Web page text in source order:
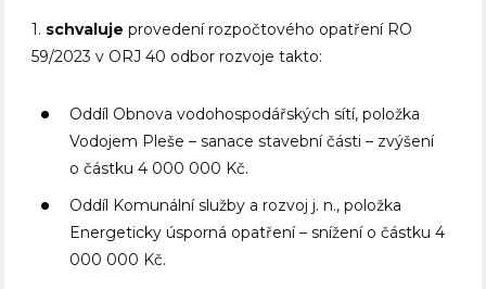
1. schvalujeprovedení rozpočtového opatření RO
59/2023 v ORJ 40 odbor rozvoje takto:
Oddíl Obnova vodohospodářských sítí, položka
Vodojem Pleše – sanace stavební části – zvýšení
o částku 4 000 000 Kč.
Oddíl Komunální služby a rozvoj j. n., položka
Energeticky úsporná opatření – snížení o částku 4
000 000 Kč.